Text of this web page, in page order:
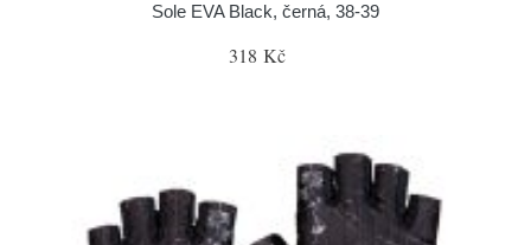
Sole EVA Black, černá, 38-39
318 Kč